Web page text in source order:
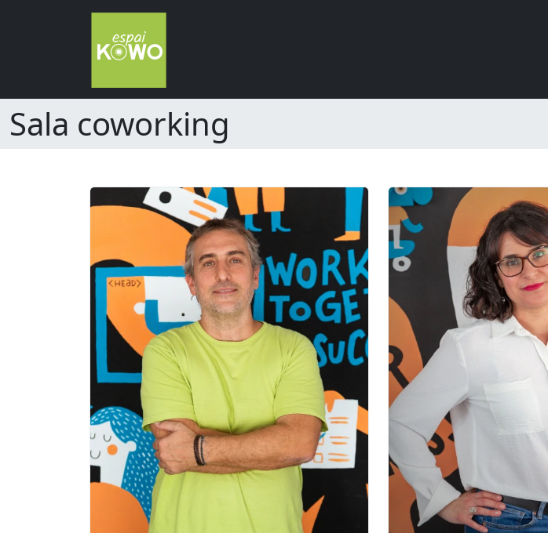
Sala coworking